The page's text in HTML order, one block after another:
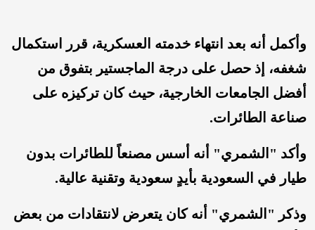
وأكمل أنه بعد انتهاء خدمته العسكرية، قرر استكمال
شغفه، إذ حصل على درجة الماجستير بتفوق من
أفضل الجامعات الخارجية، حيث كان تركيزه على
صناعة الطائرات.
وأكد "الشمري" أنه أسس مصنعاً للطائرات بدون
طيار في السعودية بأيدٍ سعودية وتقنية عالية.
وذكر "الشمري" أنه كان يتعرض لانتقادات من بعض